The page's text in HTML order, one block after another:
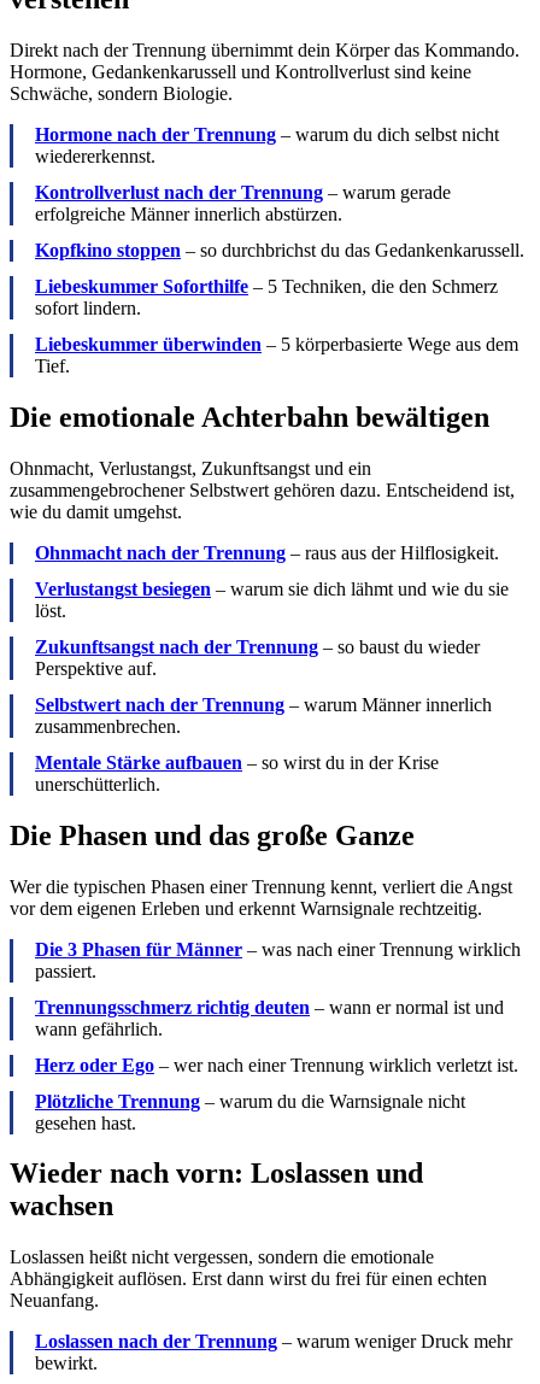
Direkt nach der Trennung übernimmt dein Körper das Kommando.
Hormone, Gedankenkarussell und Kontrollverlust sind keine
Schwäche, sondern Biologie.
Hormone nach der Trennung – warum du dich selbst nicht
wiedererkennst.
Kontrollverlust nach der Trennung – warum gerade
erfolgreiche Männer innerlich abstürzen.
Kopfkino stoppen – so durchbrichst du das Gedankenkarussell.
Liebeskummer Soforthilfe – 5 Techniken, die den Schmerz
sofort lindern.
Liebeskummer überwinden – 5 körperbasierte Wege aus dem
Tief.
Die emotionale Achterbahn bewältigen
Ohnmacht, Verlustangst, Zukunftsangst und ein
zusammengebrochener Selbstwert gehören dazu. Entscheidend ist,
wie du damit umgehst.
Ohnmacht nach der Trennung – raus aus der Hilflosigkeit.
Verlustangst besiegen – warum sie dich lähmt und wie du sie
löst.
Zukunftsangst nach der Trennung – so baust du wieder
Perspektive auf.
Selbstwert nach der Trennung – warum Männer innerlich
zusammenbrechen.
Mentale Stärke aufbauen – so wirst du in der Krise
unerschütterlich.
Die Phasen und das große Ganze
Wer die typischen Phasen einer Trennung kennt, verliert die Angst
vor dem eigenen Erleben und erkennt Warnsignale rechtzeitig.
Die 3 Phasen für Männer – was nach einer Trennung wirklich
passiert.
Trennungsschmerz richtig deuten – wann er normal ist und
wann gefährlich.
Herz oder Ego – wer nach einer Trennung wirklich verletzt ist.
Plötzliche Trennung – warum du die Warnsignale nicht
gesehen hast.
Wieder nach vorn: Loslassen und
wachsen
Loslassen heißt nicht vergessen, sondern die emotionale
Abhängigkeit auflösen. Erst dann wirst du frei für einen echten
Neuanfang.
Loslassen nach der Trennung – warum weniger Druck mehr
bewirkt.